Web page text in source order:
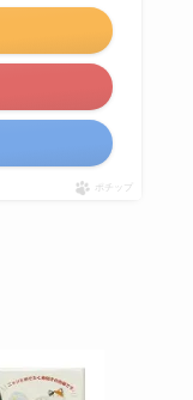
ポチップ